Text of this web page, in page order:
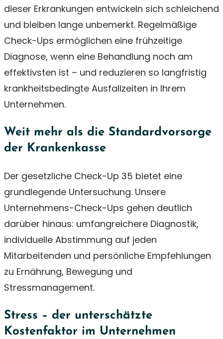
dieser Erkrankungen entwickeln sich schleichend
und bleiben lange unbemerkt. Regelmäßige
Check-Ups ermöglichen eine frühzeitige
Diagnose, wenn eine Behandlung noch am
effektivsten ist – und reduzieren so langfristig
krankheitsbedingte Ausfallzeiten in Ihrem
Unternehmen.
Weit mehr als die Standardvorsorge
der Krankenkasse
Der gesetzliche Check-Up 35 bietet eine
grundlegende Untersuchung. Unsere
Unternehmens-Check-Ups gehen deutlich
darüber hinaus: umfangreichere Diagnostik,
individuelle Abstimmung auf jeden
Mitarbeitenden und persönliche Empfehlungen
zu Ernährung, Bewegung und
Stressmanagement.
Stress – der unterschätzte
Kostenfaktor im Unternehmen